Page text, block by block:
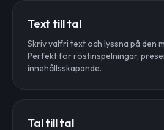
Text till tal
Skriv valfri text och lyssna på den
Perfekt för röstinspelningar,
innehållsskapande.
Tal till tal